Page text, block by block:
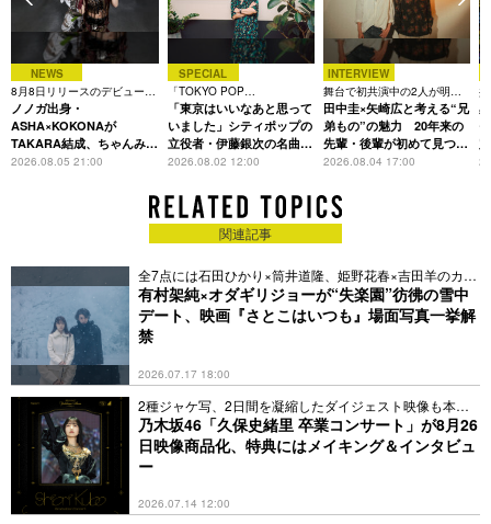
NEWS
8月8日リリースのデビュー曲
は「Time is money」
ノノガ出身・
ASHA×KOKONAが
TAKARA結成、ちゃんみな
主宰レーベル第2弾アーテ
2026.08.05 21:00
SPECIAL
「TOKYO POP
CHRONICLE」特集
「東京はいいなあと思って
いました」シティポップの
立役者・伊藤銀次の名曲回
想録
2026.08.02 12:00
INTERVIEW
舞台で初共演中の2人が明か
す、今の自分をつくる恩人の
存在
田中圭×矢崎広と考える“兄
弟もの”の魅力 20年来の
先輩・後輩が初めて見つけ
た互いの共通点とは
2026.08.04 17:00
関連記事
全7点には石田ひかり×筒井道隆、姫野花春×吉田羊のカッ
トも
有村架純×オダギリジョーが“失楽園”彷彿の雪中
デート、映画『さとこはいつも』場面写真一挙解
禁
2026.07.17 18:00
2種ジャケ写、2日間を凝縮したダイジェスト映像も本日
公開
乃木坂46「久保史緒里 卒業コンサート」が8月26
日映像商品化、特典にはメイキング＆インタビュ
ー
2026.07.14 12:00